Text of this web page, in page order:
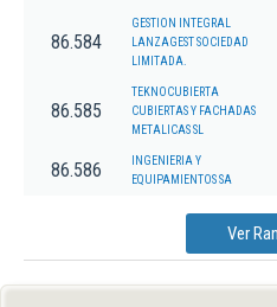
86.584
GESTION INTEGRAL
LANZAGEST SOCIEDAD
LIMITADA.
86.585
TEKNOCUBIERTA
CUBIERTAS Y FACHADAS
METALICAS SL
86.586
INGENIERIA Y
EQUIPAMIENTOS SA
Ver